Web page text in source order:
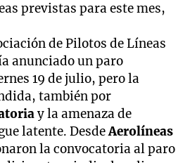
previstas para este mes,
de Pilotos de Líneas
anunciado un paro
19 de julio, pero la
también por
y la amenaza de
latente. DesdeAerolíneas
la convocatoria al paro